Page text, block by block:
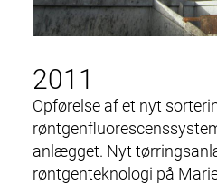
2011
Opførelse af et nyt
anlægget. Nyt
røntgenteknologi på